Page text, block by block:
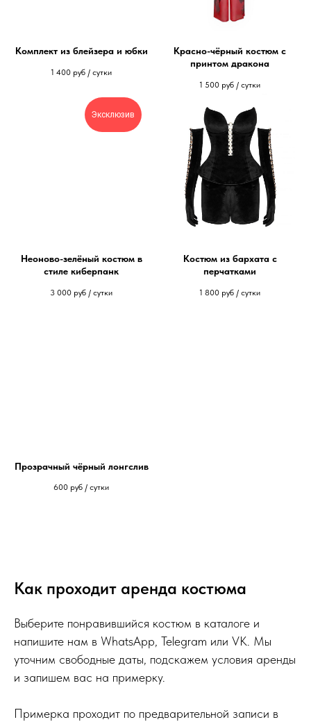
Комплект из блейзера и юбки
1 400 руб / сутки
Красно-чёрный костюм с
принтом дракона
1 500 руб / сутки
Эксклюзив
Неоново-зелёный костюм в
стиле киберпанк
3 000 руб / сутки
Костюм из бархата с
перчатками
1 800 руб / сутки
Прозрачный чёрный лонгслив
600 руб / сутки
Как проходит аренда костюма
Выберите понравившийся костюм в каталоге и
напишите нам в WhatsApp, Telegram или VK. Мы
уточним свободные даты, подскажем условия аренды
и запишем вас на примерку.
Примерка проходит по предварительной записи в